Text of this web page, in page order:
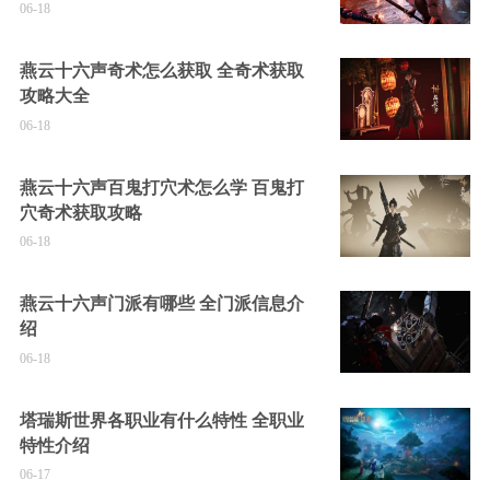
06-18
燕云十六声奇术怎么获取 全奇术获取
攻略大全
06-18
燕云十六声百鬼打穴术怎么学 百鬼打
穴奇术获取攻略
06-18
燕云十六声门派有哪些 全门派信息介
绍
06-18
塔瑞斯世界各职业有什么特性 全职业
特性介绍
06-17